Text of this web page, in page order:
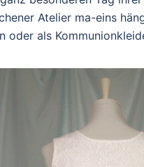
Atelier ma-eins
oder als